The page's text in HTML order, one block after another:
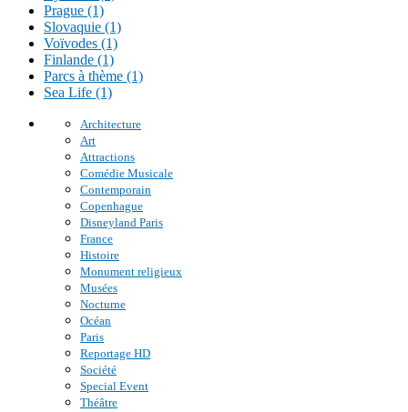
Prague (1)
Slovaquie (1)
Voïvodes (1)
Finlande (1)
Parcs à thème (1)
Sea Life (1)
Architecture
Art
Attractions
Comédie Musicale
Contemporain
Copenhague
Disneyland Paris
France
Histoire
Monument religieux
Musées
Nocturne
Océan
Paris
Reportage HD
Société
Special Event
Théâtre